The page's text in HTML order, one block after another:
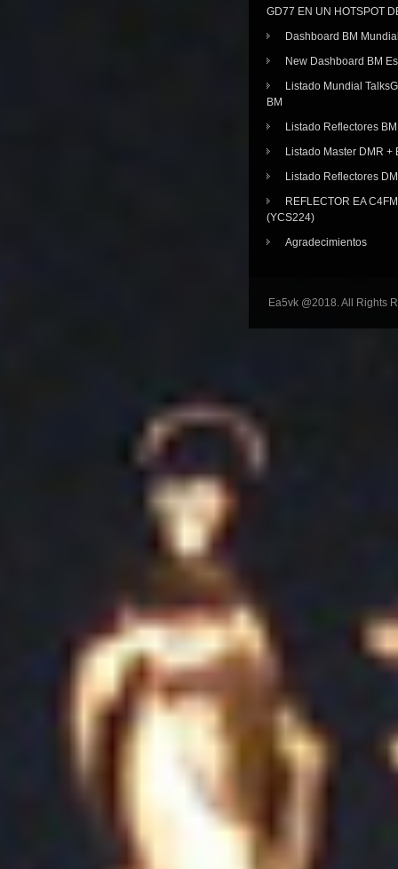
GD77 EN UN HOTSPOT
Dashboard BM
New Dashboard BM
Listado Mundial
BM
Listado Reflectores BM
Listado Master DMR +
Listado Reflectores
REFLECTOR EA
(YCS224)
Agradecimientos
Ea5vk @2018. All Rights